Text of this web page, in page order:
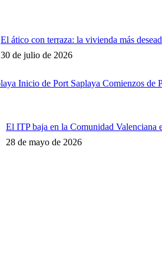
El ático con terraza: la vivienda más
30 de julio de 2026
El ITP baja en la Comunidad Valenciana
28 de mayo de 2026